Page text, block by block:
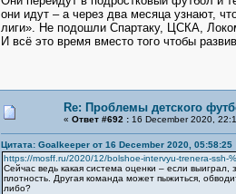
они идут – а через два месяца узнают,
лиги». Не подошли Спартаку, ЦСКА,
И всё это время вместо того чтобы
Re: Проблемы детского
« Ответ #692 :16 December 2020,
Цитата: Goalkeeper от 16 December 2020, 05:58:25
https://mosff.ru/2020/12/bolshoe-intervyu-trenera-ssh-
Сейчас ведь какая система оценки – если
плотность. Другая команда может пыжиться,
либо?